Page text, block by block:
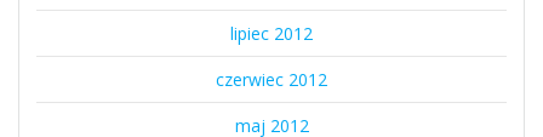
lipiec 2012
czerwiec 2012
maj 2012